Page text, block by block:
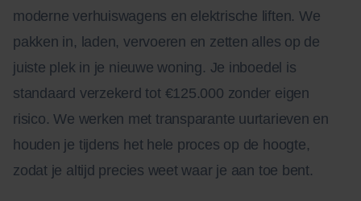
moderne verhuiswagens en elektrische liften. We
pakken in, laden, vervoeren en zetten alles op de
juiste plek in je nieuwe woning. Je inboedel is
standaard verzekerd tot €125.000 zonder eigen
risico. We werken met transparante uurtarieven en
houden je tijdens het hele proces op de hoogte,
zodat je altijd precies weet waar je aan toe bent.